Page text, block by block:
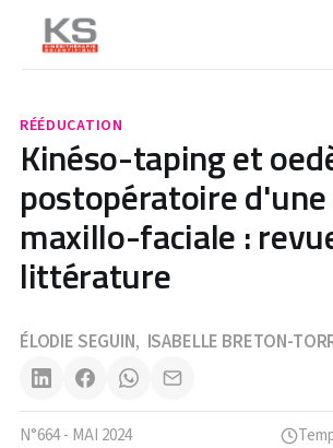
RÉÉDUCATION
Kinéso-taping et
postopératoire
maxillo-faciale :
littérature
ÉLODIE SEGUIN, ISABELLE BRETON-
N°664 - MAI 2024